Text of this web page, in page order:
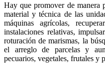
Hay que promover de manera
material y técnica de las
máquinas agrícolas,
instalaciones relativas,
roturación de marismas, la
el arreglo de parcelas y
pecuarios, vegetales, frutales y